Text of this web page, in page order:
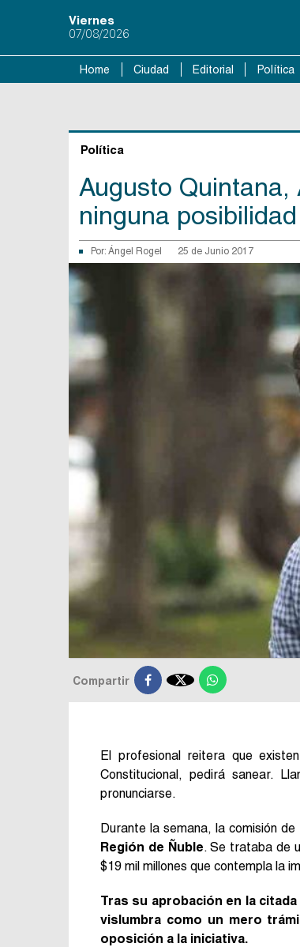
Viernes
07/08/2026
Home Ciudad Editorial Política
Política
Augusto Quintana,
ninguna
Por: Ángel Rogel 25 de Junio 2017
Compartir 
El profesional reitera que
Constitucional, pedirá sanear.
pronunciarse.
Durante la semana, la comisión
Región de Ñuble. Se trataba de
$19 mil millones que contempla la
Tras su aprobación en la
vislumbra como un mero
oposición a la iniciativa.